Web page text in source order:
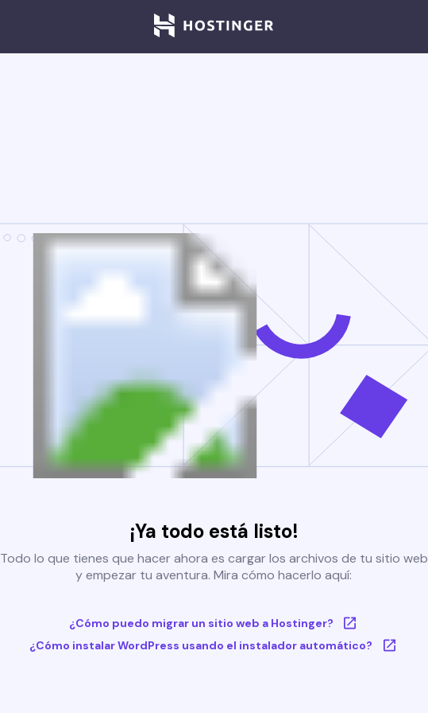
¡Ya todo está listo!
Todo lo que tienes que hacer ahora es cargar los archivos de tu sitio web
y empezar tu aventura. Mira cómo hacerlo aquí:
¿Cómo puedo migrar un sitio web a Hostinger?
¿Cómo instalar WordPress usando el instalador automático?